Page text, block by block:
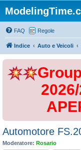
FAQ Regole
Indice Auto e Veicoli
Automotore
Moderatore: Rosario